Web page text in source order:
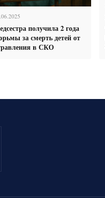
получила 2 года
за смерть детей от
в СКО